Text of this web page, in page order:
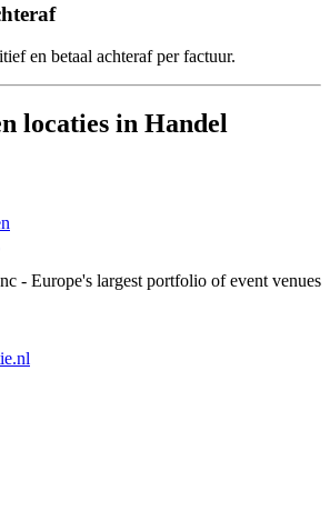
en betaal achteraf per factuur.
locaties in Handel
- Europe's largest portfolio of event venues